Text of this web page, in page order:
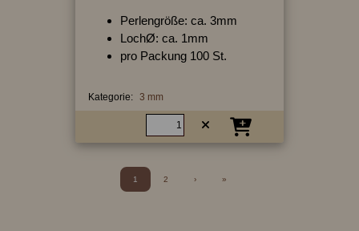
Perlengröße: ca. 3mm
LochØ: ca. 1mm
pro Packung 100 St.
Kategorie: 3 mm
1 2 › »